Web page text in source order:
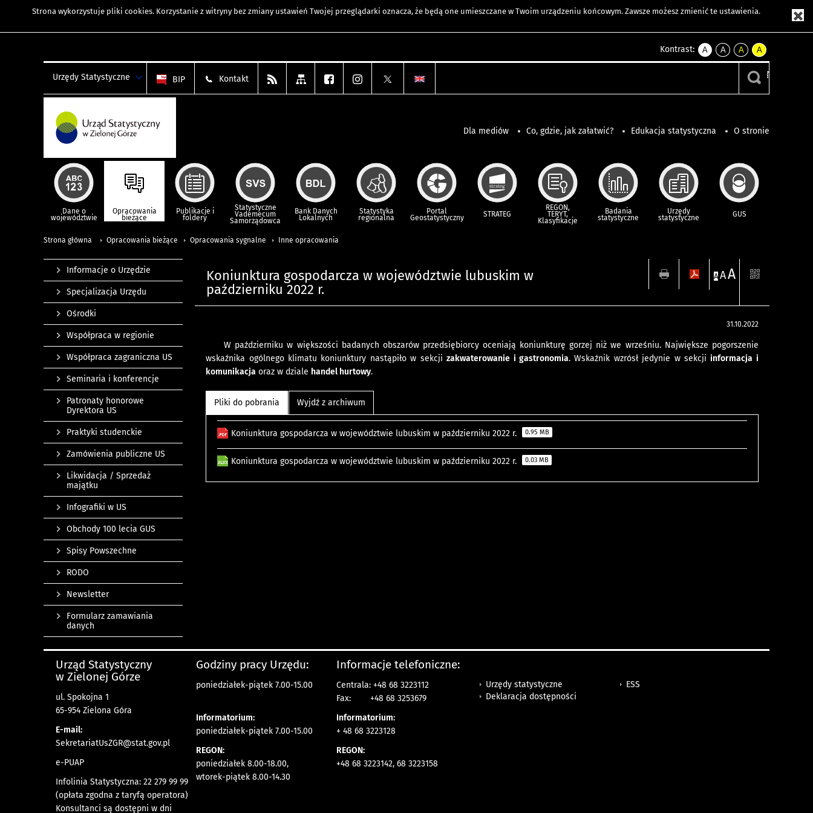
Strona wykorzystuje pliki cookies. Korzystanie z witryny bez zmiany ustawień Twojej przeglądarki oznacza, że będą one umieszczane w Twoim urządzeniu końcowym. Zawsze możesz zmienić te ustawienia.
Kontrast:
A
kontrast
A
kontrast
czarnym
A
kontrast
żółty
tekst
czarnym
A
kontrast
czarny
tekst
żółtym
Urzędy Statystyczne BIP Kontakt
Dla mediów Co, gdzie, jak załatwić? Edukacja statystyczna O stronie
Dane o
województwie
Opracowania
bieżące
Publikacje i
foldery
Statystyczne
Vademecum
Samorządowca
Bank Danych
Lokalnych
Statystyka
regionalna
Portal
Geostatystyczny STRATEG
REGON,
TERYT,
Klasyfikacje
Badania
statystyczne
Urzędy
statystyczne GUS
Strona główna Opracowania bieżące Opracowania sygnalne Inne opracowania
Koniunktura gospodarcza w województwie lubuskim w
październiku 2022 r.
A AA
31.10.2022
W październiku w większości badanych obszarów przedsiębiorcy oceniają koniunkturę gorzej niż we wrześniu. Największe pogorszenie
wskaźnika ogólnego klimatu koniunktury nastąpiło w sekcjizakwaterowanie i gastronomia. Wskaźnik wzrósł jedynie w sekcjiinformacja i
komunikacja oraz w dziale handel hurtowy.
Pliki do pobrania Wyjdź z archiwum
Koniunktura gospodarcza w województwie lubuskim w październiku 2022 r. 0.95 MB
Koniunktura gospodarcza w województwie lubuskim w październiku 2022 r. 0.03 MB
Informacje o Urzędzie
Specjalizacja Urzędu
Ośrodki
Współpraca w regionie
Współpraca zagraniczna US
Seminaria i konferencje
Patronaty honorowe
Dyrektora US
Praktyki studenckie
Zamówienia publiczne US
Likwidacja / Sprzedaż
majątku
Infografiki w US
Obchody 100 lecia GUS
Spisy Powszechne
RODO
Newsletter
Formularz zamawiania
danych
Urząd Statystyczny
w Zielonej Górze
ul. Spokojna 1
65-954 Zielona Góra
E-mail:
SekretariatUsZGR@stat.gov.pl
e-PUAP
Infolinia Statystyczna: 22 279 99 99
(opłata zgodna z taryfą operatora)
Konsultanci są dostępni w dni
Godziny pracy Urzędu:
poniedziałek-piątek 7.00-15.00
Informatorium:
poniedziałek-piątek 7.00-15.00
REGON:
poniedziałek 8.00-18.00,
wtorek-piątek 8.00-14.30
Informacje telefoniczne:
Centrala: +48 68 3223112
Fax:
+48 68 3253679
Informatorium:
+ 48 68 3223128
REGON:
+48 68 3223142, 68 3223158
Urzędy statystyczne
Deklaracja dostępności
ESS